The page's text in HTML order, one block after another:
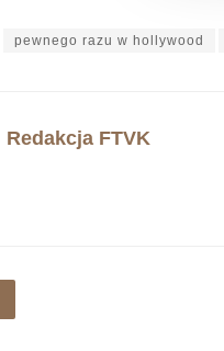
pewnego razu w hollywood
Redakcja FTVK